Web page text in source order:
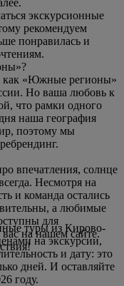
экскурсионные
рекомендуем
понравилась и
как «Южные регионы»
Но ваша любовь к
что рамки одного
наша география
поэтому мы
впечатления, солнце
Несмотря на
и команда остались
а любимые
для
на нашем сайте.
туры из Кирово-
на экскурсии,
и дату: это
дней. И оставляйте
году.